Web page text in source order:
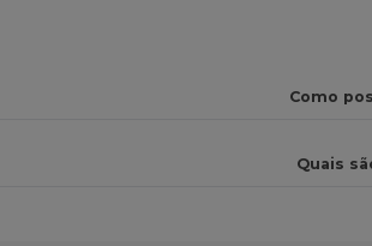
Como
Quais